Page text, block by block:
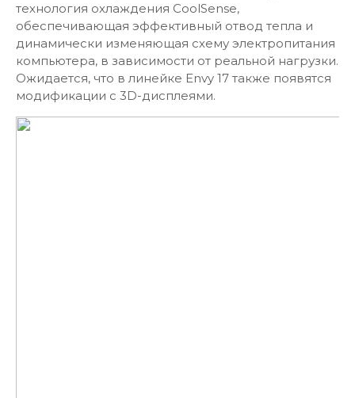
технология охлаждения CoolSense,
обеспечивающая эффективный отвод тепла и
динамически изменяющая схему электропитания
компьютера, в зависимости от реальной нагрузки.
Ожидается, что в линейке Envy 17 также появятся
модификации с 3D-дисплеями.